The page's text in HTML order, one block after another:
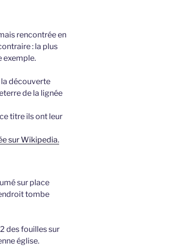
rencontrée en
: la plus
exemple.
découverte
de la lignée
titre ils ont leur
sur Wikipedia.
sur place
tombe
des fouilles sur
église.